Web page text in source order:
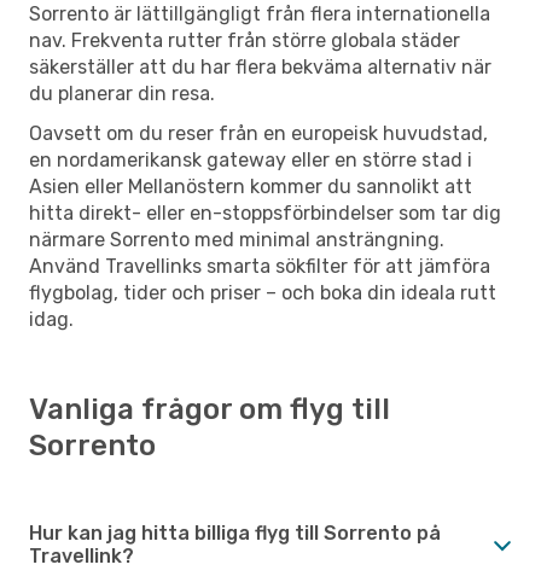
Sorrento är lättillgängligt från flera internationella
nav. Frekventa rutter från större globala städer
säkerställer att du har flera bekväma alternativ när
du planerar din resa.
Oavsett om du reser från en europeisk huvudstad,
en nordamerikansk gateway eller en större stad i
Asien eller Mellanöstern kommer du sannolikt att
hitta direkt- eller en-stoppsförbindelser som tar dig
närmare Sorrento med minimal ansträngning.
Använd Travellinks smarta sökfilter för att jämföra
flygbolag, tider och priser – och boka din ideala rutt
idag.
Vanliga frågor om flyg till
Sorrento
Hur kan jag hitta billiga flyg till Sorrento på
Travellink?